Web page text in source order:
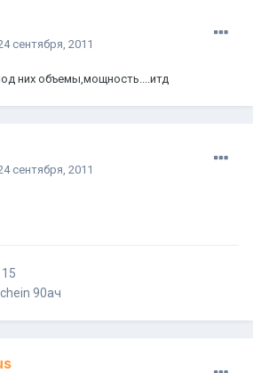
сентября, 2011
них объемы,мощность....итд
сентября, 2011
90ач